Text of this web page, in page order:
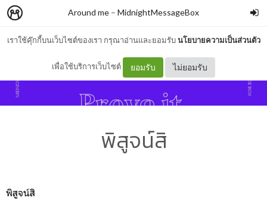
เราใช้คุ๊กกี้บนเว็บไซต์ของเรา กรุณาอ่านและยอมรับนโยบายความเป็นส่วนตัว
เพื่อใช้บริการเว็บไซต์ ยอมรับ ไม่ยอมรับ
Around me – MidnightMessageBox
พิสูจน์สิ
พิสูจน์สิ